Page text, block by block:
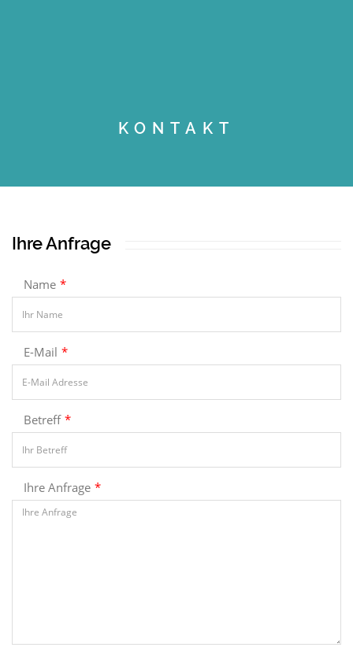
KONTAKT
Ihre Anfrage
Name *
E-Mail *
Betreff *
Ihre Anfrage *